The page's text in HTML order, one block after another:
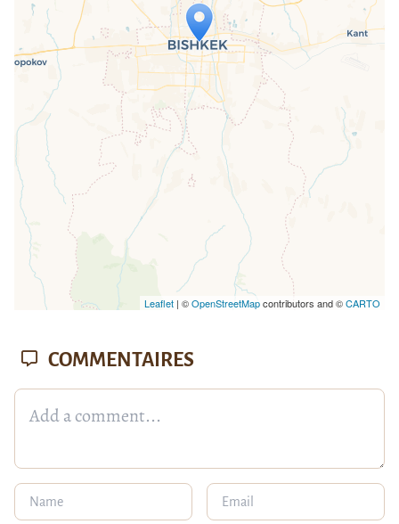
Travelers' Map is loading...
If you see this after your page is
loaded completely, leafletJS files are
missing.
Leaflet| ©OpenStreetMapcontributors and ©CARTO
COMMENTAIRES